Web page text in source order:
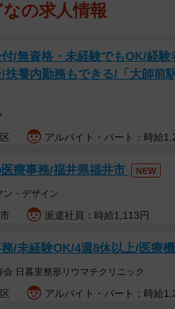
寝かせてもすぐに寝返る7カ月目の子ど
育児漫画を発信しているおちゃ
と共に訪れる“おむつ移行問題”
生後6カ月の赤ちゃん（第一子）
買い置きしておいたテープおむつ
なの求人情報
/無資格・未経験でもOK/経
扶養内勤務もできる/「大師前
アルバイト・パート：時給
療事務/福井県福井市 NEW
ン・デザイン
派遣社員：時給1,113円
/未経験OK/4週8休以上/医療
会 日暮里整形リウマチクリニック
アルバイト・パート：時給